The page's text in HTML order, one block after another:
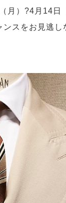
月）?4月14日
スをお見逃し